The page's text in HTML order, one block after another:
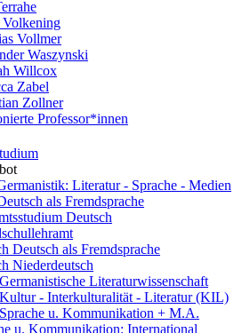
Volkening
Vollmer
Waszynski
Willcox
Zabel
Zollner
Professor*innen
Literatur - Sprache - Medien
als Fremdsprache
Deutsch
Deutsch als Fremdsprache
Niederdeutsch
Literaturwissenschaft
- Interkulturalität - Literatur (KIL)
u. Kommunikation + M.A.
u. Kommunikation: International